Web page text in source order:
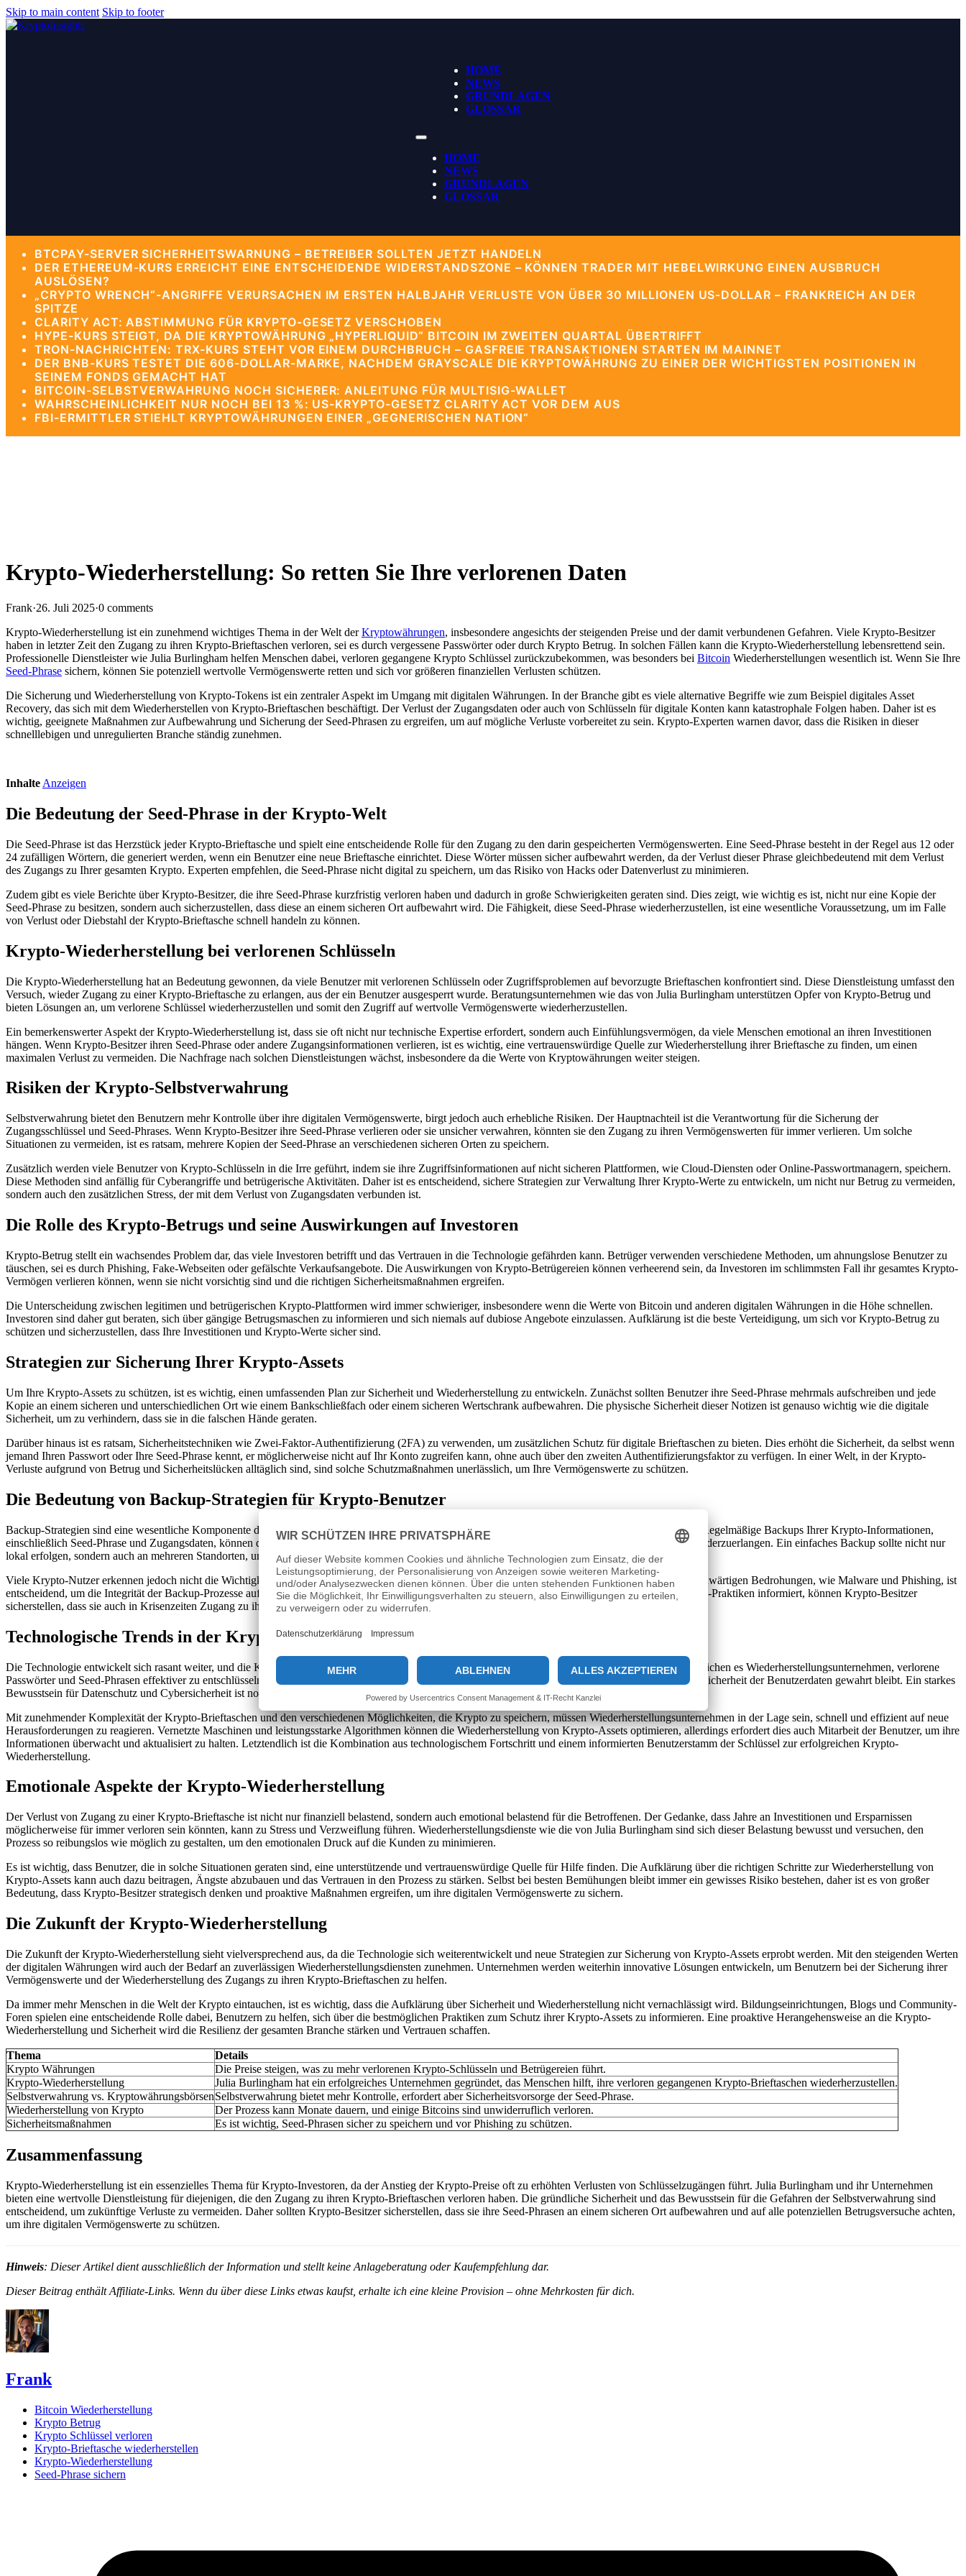
Skip to main content Skip to footer
HOME
NEWS
GRUNDLAGEN
GLOSSAR
HOME
NEWS
GRUNDLAGEN
GLOSSAR
BTCPAY-SERVER SICHERHEITSWARNUNG – BETREIBER SOLLTEN JETZT HANDELN
DER ETHEREUM-KURS ERREICHT EINE ENTSCHEIDENDE WIDERSTANDSZONE – KÖNNEN TRADER MIT HEBELWIRKUNG EINEN AUSBRUCH
AUSLÖSEN?
„CRYPTO WRENCH“-ANGRIFFE VERURSACHEN IM ERSTEN HALBJAHR VERLUSTE VON ÜBER 30 MILLIONEN US-DOLLAR – FRANKREICH AN DER
SPITZE
CLARITY ACT: ABSTIMMUNG FÜR KRYPTO-GESETZ VERSCHOBEN
HYPE-KURS STEIGT, DA DIE KRYPTOWÄHRUNG „HYPERLIQUID“ BITCOIN IM ZWEITEN QUARTAL ÜBERTRIFFT
TRON-NACHRICHTEN: TRX-KURS STEHT VOR EINEM DURCHBRUCH – GASFREIE TRANSAKTIONEN STARTEN IM MAINNET
DER BNB-KURS TESTET DIE 606-DOLLAR-MARKE, NACHDEM GRAYSCALE DIE KRYPTOWÄHRUNG ZU EINER DER WICHTIGSTEN POSITIONEN IN
SEINEM FONDS GEMACHT HAT
BITCOIN-SELBSTVERWAHRUNG NOCH SICHERER: ANLEITUNG FÜR MULTISIG-WALLET
WAHRSCHEINLICHKEIT NUR NOCH BEI 13 %: US-KRYPTO-GESETZ CLARITY ACT VOR DEM AUS
FBI-ERMITTLER STIEHLT KRYPTOWÄHRUNGEN EINER „GEGNERISCHEN NATION“
Krypto-Wiederherstellung: So retten Sie Ihre verlorenen Daten
Frank·26. Juli 2025·0 comments
Krypto-Wiederherstellung ist ein zunehmend wichtiges Thema in der Welt derKryptowährungen, insbesondere angesichts der steigenden Preise und der damit verbundenen Gefahren. Viele Krypto-Besitzer
haben in letzter Zeit den Zugang zu ihren Krypto-Brieftaschen verloren, sei es durch vergessene Passwörter oder durch Krypto Betrug. In solchen Fällen kann die Krypto-Wiederherstellung lebensrettend sein.
Professionelle Dienstleister wie Julia Burlingham helfen Menschen dabei, verloren gegangene Krypto Schlüssel zurückzubekommen, was besonders bei Bitcoin Wiederherstellungen wesentlich ist. Wenn Sie Ihre
Seed-Phrase sichern, können Sie potenziell wertvolle Vermögenswerte retten und sich vor größeren finanziellen Verlusten schützen.
Die Sicherung und Wiederherstellung von Krypto-Tokens ist ein zentraler Aspekt im Umgang mit digitalen Währungen. In der Branche gibt es viele alternative Begriffe wie zum Beispiel digitales Asset
Recovery, das sich mit dem Wiederherstellen von Krypto-Brieftaschen beschäftigt. Der Verlust der Zugangsdaten oder auch von Schlüsseln für digitale Konten kann katastrophale Folgen haben. Daher ist es
wichtig, geeignete Maßnahmen zur Aufbewahrung und Sicherung der Seed-Phrasen zu ergreifen, um auf mögliche Verluste vorbereitet zu sein. Krypto-Experten warnen davor, dass die Risiken in dieser
schnelllebigen und unregulierten Branche ständig zunehmen.
Inhalte Anzeigen
Die Bedeutung der Seed-Phrase in der Krypto-Welt
Die Seed-Phrase ist das Herzstück jeder Krypto-Brieftasche und spielt eine entscheidende Rolle für den Zugang zu den darin gespeicherten Vermögenswerten. Eine Seed-Phrase besteht in der Regel aus 12 oder
24 zufälligen Wörtern, die generiert werden, wenn ein Benutzer eine neue Brieftasche einrichtet. Diese Wörter müssen sicher aufbewahrt werden, da der Verlust dieser Phrase gleichbedeutend mit dem Verlust
des Zugangs zu Ihrer gesamten Krypto. Experten empfehlen, die Seed-Phrase nicht digital zu speichern, um das Risiko von Hacks oder Datenverlust zu minimieren.
Zudem gibt es viele Berichte über Krypto-Besitzer, die ihre Seed-Phrase kurzfristig verloren haben und dadurch in große Schwierigkeiten geraten sind. Dies zeigt, wie wichtig es ist, nicht nur eine Kopie der
Seed-Phrase zu besitzen, sondern auch sicherzustellen, dass diese an einem sicheren Ort aufbewahrt wird. Die Fähigkeit, diese Seed-Phrase wiederherzustellen, ist eine wesentliche Voraussetzung, um im Falle
von Verlust oder Diebstahl der Krypto-Brieftasche schnell handeln zu können.
Krypto-Wiederherstellung bei verlorenen Schlüsseln
Die Krypto-Wiederherstellung hat an Bedeutung gewonnen, da viele Benutzer mit verlorenen Schlüsseln oder Zugriffsproblemen auf bevorzugte Brieftaschen konfrontiert sind. Diese Dienstleistung umfasst den
Versuch, wieder Zugang zu einer Krypto-Brieftasche zu erlangen, aus der ein Benutzer ausgesperrt wurde. Beratungsunternehmen wie das von Julia Burlingham unterstützen Opfer von Krypto-Betrug und
bieten Lösungen an, um verlorene Schlüssel wiederherzustellen und somit den Zugriff auf wertvolle Vermögenswerte wiederherzustellen.
Ein bemerkenswerter Aspekt der Krypto-Wiederherstellung ist, dass sie oft nicht nur technische Expertise erfordert, sondern auch Einfühlungsvermögen, da viele Menschen emotional an ihren Investitionen
hängen. Wenn Krypto-Besitzer ihren Seed-Phrase oder andere Zugangsinformationen verlieren, ist es wichtig, eine vertrauenswürdige Quelle zur Wiederherstellung ihrer Brieftasche zu finden, um einen
maximalen Verlust zu vermeiden. Die Nachfrage nach solchen Dienstleistungen wächst, insbesondere da die Werte von Kryptowährungen weiter steigen.
Risiken der Krypto-Selbstverwahrung
Selbstverwahrung bietet den Benutzern mehr Kontrolle über ihre digitalen Vermögenswerte, birgt jedoch auch erhebliche Risiken. Der Hauptnachteil ist die Verantwortung für die Sicherung der
Zugangsschlüssel und Seed-Phrases. Wenn Krypto-Besitzer ihre Seed-Phrase verlieren oder sie unsicher verwahren, könnten sie den Zugang zu ihren Vermögenswerten für immer verlieren. Um solche
Situationen zu vermeiden, ist es ratsam, mehrere Kopien der Seed-Phrase an verschiedenen sicheren Orten zu speichern.
Zusätzlich werden viele Benutzer von Krypto-Schlüsseln in die Irre geführt, indem sie ihre Zugriffsinformationen auf nicht sicheren Plattformen, wie Cloud-Diensten oder Online-Passwortmanagern, speichern.
Diese Methoden sind anfällig für Cyberangriffe und betrügerische Aktivitäten. Daher ist es entscheidend, sichere Strategien zur Verwaltung Ihrer Krypto-Werte zu entwickeln, um nicht nur Betrug zu vermeiden,
sondern auch den zusätzlichen Stress, der mit dem Verlust von Zugangsdaten verbunden ist.
Die Rolle des Krypto-Betrugs und seine Auswirkungen auf Investoren
Krypto-Betrug stellt ein wachsendes Problem dar, das viele Investoren betrifft und das Vertrauen in die Technologie gefährden kann. Betrüger verwenden verschiedene Methoden, um ahnungslose Benutzer zu
täuschen, sei es durch Phishing, Fake-Webseiten oder gefälschte Verkaufsangebote. Die Auswirkungen von Krypto-Betrügereien können verheerend sein, da Investoren im schlimmsten Fall ihr gesamtes Krypto-
Vermögen verlieren können, wenn sie nicht vorsichtig sind und die richtigen Sicherheitsmaßnahmen ergreifen.
Die Unterscheidung zwischen legitimen und betrügerischen Krypto-Plattformen wird immer schwieriger, insbesondere wenn die Werte von Bitcoin und anderen digitalen Währungen in die Höhe schnellen.
Investoren sind daher gut beraten, sich über gängige Betrugsmaschen zu informieren und sich niemals auf dubiose Angebote einzulassen. Aufklärung ist die beste Verteidigung, um sich vor Krypto-Betrug zu
schützen und sicherzustellen, dass Ihre Investitionen und Krypto-Werte sicher sind.
Strategien zur Sicherung Ihrer Krypto-Assets
Um Ihre Krypto-Assets zu schützen, ist es wichtig, einen umfassenden Plan zur Sicherheit und Wiederherstellung zu entwickeln. Zunächst sollten Benutzer ihre Seed-Phrase mehrmals aufschreiben und jede
Kopie an einem sicheren und unterschiedlichen Ort wie einem Bankschließfach oder einem sicheren Wertschrank aufbewahren. Die physische Sicherheit dieser Notizen ist genauso wichtig wie die digitale
Sicherheit, um zu verhindern, dass sie in die falschen Hände geraten.
Darüber hinaus ist es ratsam, Sicherheitstechniken wie Zwei-Faktor-Authentifizierung (2FA) zu verwenden, um zusätzlichen Schutz für digitale Brieftaschen zu bieten. Dies erhöht die Sicherheit, da selbst wenn
jemand Ihren Passwort oder Ihre Seed-Phrase kennt, er möglicherweise nicht auf Ihr Konto zugreifen kann, ohne auch über den zweiten Authentifizierungsfaktor zu verfügen. In einer Welt, in der Krypto-
Verluste aufgrund von Betrug und Sicherheitslücken alltäglich sind, sind solche Schutzmaßnahmen unerlässlich, um Ihre Vermögenswerte zu schützen.
Die Bedeutung von Backup-Strategien für Krypto-Benutzer
Backup-Strategien sind eine wesentliche Komponente der Krypto-Sicherheit, insbesondere für Benutzer, die über signifikante Vermögenswerte verfügen. Regelmäßige Backups Ihrer Krypto-Informationen,
einschließlich Seed-Phrase und Zugangsdaten, können dabei helfen, im Falle eines Verlustes schnell zu reagieren und die Kontrolle über Ihr Vermögen wiederzuerlangen. Ein einfaches Backup sollte nicht nur
lokal erfolgen, sondern auch an mehreren Standorten, um das Risiko von Verlust oder Diebstahl zu minimieren.
Viele Krypto-Nutzer erkennen jedoch nicht die Wichtigkeit, ihre Informationen durch geeignete Backup-Techniken zu schützen. Das Vermeiden von gegenwärtigen Bedrohungen, wie Malware und Phishing, ist
entscheidend, um die Integrität der Backup-Prozesse aufrechtzuerhalten. Indem man in moderne Lagermethoden investiert und sich über die besten Backup-Praktiken informiert, können Krypto-Besitzer
sicherstellen, dass sie auch in Krisenzeiten Zugang zu ihren Werten haben.
Technologische Trends in der Krypto-Wiederherstellung
Die Technologie entwickelt sich rasant weiter, und die Krypto-Wiederherstellung ist davon nicht ausgenommen. Neue Softwarelösungen und Tools ermöglichen es Wiederherstellungsunternehmen, verlorene
Passwörter und Seed-Phrasen effektiver zu entschlüsseln. Die Herausforderung bleibt jedoch, während der Nutzung dieser Tools sicherzustellen, dass die Sicherheit der Benutzerdaten gewahrt bleibt. Ein starkes
Bewusstsein für Datenschutz und Cybersicherheit ist notwendig, um die Benutzer vor dem Risiko von Datenverletzungen zu schützen.
Mit zunehmender Komplexität der Krypto-Brieftaschen und den verschiedenen Möglichkeiten, die Krypto zu speichern, müssen Wiederherstellungsunternehmen in der Lage sein, schnell und effizient auf neue
Herausforderungen zu reagieren. Vernetzte Maschinen und leistungsstarke Algorithmen können die Wiederherstellung von Krypto-Assets optimieren, allerdings erfordert dies auch Mitarbeit der Benutzer, um ihre
Informationen überwacht und aktualisiert zu halten. Letztendlich ist die Kombination aus technologischem Fortschritt und einem informierten Benutzerstamm der Schlüssel zur erfolgreichen Krypto-
Wiederherstellung.
Emotionale Aspekte der Krypto-Wiederherstellung
Der Verlust von Zugang zu einer Krypto-Brieftasche ist nicht nur finanziell belastend, sondern auch emotional belastend für die Betroffenen. Der Gedanke, dass Jahre an Investitionen und Ersparnissen
möglicherweise für immer verloren sein könnten, kann zu Stress und Verzweiflung führen. Wiederherstellungsdienste wie die von Julia Burlingham sind sich dieser Belastung bewusst und versuchen, den
Prozess so reibungslos wie möglich zu gestalten, um den emotionalen Druck auf die Kunden zu minimieren.
Es ist wichtig, dass Benutzer, die in solche Situationen geraten sind, eine unterstützende und vertrauenswürdige Quelle für Hilfe finden. Die Aufklärung über die richtigen Schritte zur Wiederherstellung von
Krypto-Assets kann auch dazu beitragen, Ängste abzubauen und das Vertrauen in den Prozess zu stärken. Selbst bei besten Bemühungen bleibt immer ein gewisses Risiko bestehen, daher ist es von großer
Bedeutung, dass Krypto-Besitzer strategisch denken und proaktive Maßnahmen ergreifen, um ihre digitalen Vermögenswerte zu sichern.
Die Zukunft der Krypto-Wiederherstellung
Die Zukunft der Krypto-Wiederherstellung sieht vielversprechend aus, da die Technologie sich weiterentwickelt und neue Strategien zur Sicherung von Krypto-Assets erprobt werden. Mit den steigenden Werten
der digitalen Währungen wird auch der Bedarf an zuverlässigen Wiederherstellungsdiensten zunehmen. Unternehmen werden weiterhin innovative Lösungen entwickeln, um Benutzern bei der Sicherung ihrer
Vermögenswerte und der Wiederherstellung des Zugangs zu ihren Krypto-Brieftaschen zu helfen.
Da immer mehr Menschen in die Welt der Krypto eintauchen, ist es wichtig, dass die Aufklärung über Sicherheit und Wiederherstellung nicht vernachlässigt wird. Bildungseinrichtungen, Blogs und Community-
Foren spielen eine entscheidende Rolle dabei, Benutzern zu helfen, sich über die bestmöglichen Praktiken zum Schutz ihrer Krypto-Assets zu informieren. Eine proaktive Herangehensweise an die Krypto-
Wiederherstellung und Sicherheit wird die Resilienz der gesamten Branche stärken und Vertrauen schaffen.
Thema
Details
Krypto Währungen
Die Preise steigen, was zu mehr verlorenen Krypto-Schlüsseln und Betrügereien führt.
Krypto-Wiederherstellung
Julia Burlingham hat ein erfolgreiches Unternehmen gegründet, das Menschen hilft, ihre verloren gegangenen Krypto-Brieftaschen wiederherzustellen.
Selbstverwahrung vs. KryptowährungsbörsenSelbstverwahrung bietet mehr Kontrolle, erfordert aber Sicherheitsvorsorge der Seed-Phrase.
Wiederherstellung von Krypto
Der Prozess kann Monate dauern, und einige Bitcoins sind unwiderruflich verloren.
Sicherheitsmaßnahmen
Es ist wichtig, Seed-Phrasen sicher zu speichern und vor Phishing zu schützen.
Zusammenfassung
Krypto-Wiederherstellung ist ein essenzielles Thema für Krypto-Investoren, da der Anstieg der Krypto-Preise oft zu erhöhten Verlusten von Schlüsselzugängen führt. Julia Burlingham und ihr Unternehmen
bieten eine wertvolle Dienstleistung für diejenigen, die den Zugang zu ihren Krypto-Brieftaschen verloren haben. Die gründliche Sicherheit und das Bewusstsein für die Gefahren der Selbstverwahrung sind
entscheidend, um zukünftige Verluste zu vermeiden. Daher sollten Krypto-Besitzer sicherstellen, dass sie ihre Seed-Phrasen an einem sicheren Ort aufbewahren und auf alle potenziellen Betrugsversuche achten,
um ihre digitalen Vermögenswerte zu schützen.
Hinweis: Dieser Artikel dient ausschließlich der Information und stellt keine Anlageberatung oder Kaufempfehlung dar.
Dieser Beitrag enthält Affiliate-Links. Wenn du über diese Links etwas kaufst, erhalte ich eine kleine Provision – ohne Mehrkosten für dich.
Frank
Bitcoin Wiederherstellung
Krypto Betrug
Krypto Schlüssel verloren
Krypto-Brieftasche wiederherstellen
Krypto-Wiederherstellung
Seed-Phrase sichern